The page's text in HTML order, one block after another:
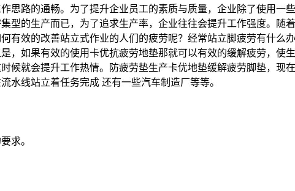
思路的通畅。为了提升企业员工的素质与质量，企业除了使用一
型的生产而已，为了追求生产率，企业往往会提升工作强度。随
有效的改善站立式作业的人们的疲劳呢？经常站立脚疲劳有什么
，如果有效的使用卡优抗疲劳地垫那就可以有效的缓解疲劳，使
候就会提升工作热情。防疲劳垫生产卡优地垫缓解疲劳脚垫，现
水线站立着任务完成 还有一些汽车制造厂等等。
求。